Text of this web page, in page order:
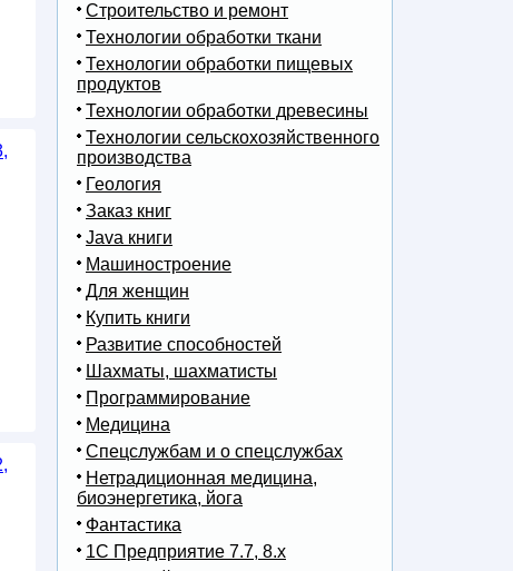
Строительство и ремонт
Технологии обработки ткани
Технологии обработки пищевых
продуктов
Технологии обработки древесины
Технологии сельскохозяйственного
производства
Геология
Заказ книг
Java книги
Машиностроение
Для женщин
Купить книги
Развитие способностей
Шахматы, шахматисты
Программирование
Медицина
Спецслужбам и о спецслужбах
Нетрадиционная медицина,
биоэнергетика, йога
Фантастика
1С Предприятие 7.7, 8.x